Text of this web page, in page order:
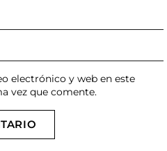
electrónico y web en este
vez que comente.